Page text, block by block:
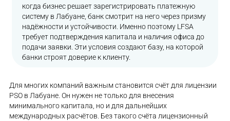
когда бизнес решает зарегистрировать платежную
систему в Лабуане, банк смотрит на него через призму
надёжности и устойчивости. Именно поэтому LFSA
требует подтверждения капитала и наличия офиса до
подачи заявки. Эти условия создают базу, на которой
банки строят доверие к клиенту.
Для многих компаний важным становится счёт для лицензии
PSO в Лабуане. Он нужен не только для внесения
минимального капитала, но и для дальнейших
международных расчётов. Без такого счёта лицензионный